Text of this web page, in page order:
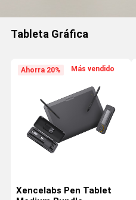
Tableta Gráfica
Ahorra 20% Más vendido
Xencelabs Pen Tablet